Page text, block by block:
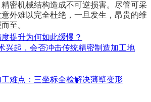
密机械结构造成不可逆损害。尽管可采
外难以完全杜绝，一旦发生，昂贵的维
至。
提升为何如此缓慢？
兴起，会否冲击传统精密制造加工地